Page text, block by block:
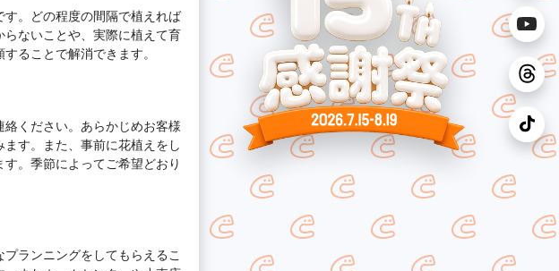
。どの程度の間隔で植えれば
ないことや、実際に植えて育
ることで解消できます。
ください。あらかじめお客様
す。また、事前に花植えをし
。季節によってご希望どおり
ランニングをしてもらえるこ